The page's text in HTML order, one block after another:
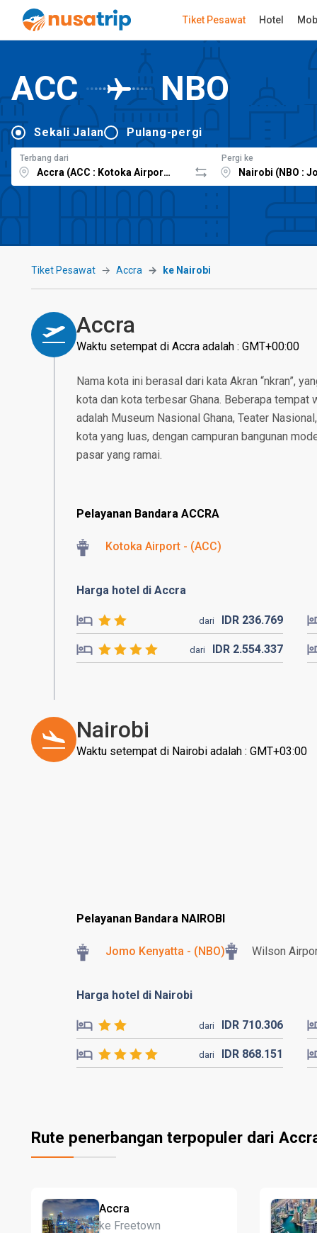
Tiket Pesawat Hotel
ACC NBO
Sekali Jalan Pulang-pergi
Terbang dari Pergi ke
Tiket Pesawat Accra ke Nairobi
Accra
Waktu setempat di Accra adalah : GMT+00:00
Nama kota ini berasal dari kata Akran “nkran”,
kota dan kota terbesar Ghana. Beberapa
adalah Museum Nasional Ghana, Teater
kota yang luas, dengan campuran bangunan
pasar yang ramai.
Pelayanan Bandara ACCRA
Kotoka Airport - (ACC)
Harga hotel di Accra
dari IDR 236.769
dari IDR 2.554.337
Nairobi
Waktu setempat di Nairobi adalah : GMT+03:00
Pelayanan Bandara NAIROBI
Jomo Kenyatta - (NBO) Wilson
Harga hotel di Nairobi
dari IDR 710.306
dari IDR 868.151
Rute penerbangan terpopuler dari
Accra
ke Freetown